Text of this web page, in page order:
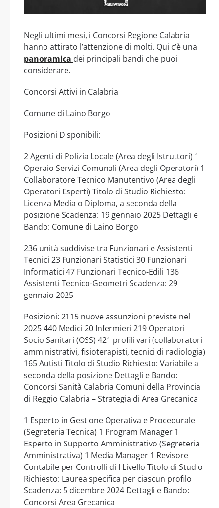
Negli ultimi mesi, i Concorsi Regione Calabria
hanno attirato l’attenzione di molti. Qui c’è una
panoramica dei principali bandi che puoi
considerare.
Concorsi Attivi in Calabria
Comune di Laino Borgo
Posizioni Disponibili:
2 Agenti di Polizia Locale (Area degli Istruttori) 1
Operaio Servizi Comunali (Area degli Operatori) 1
Collaboratore Tecnico Manutentivo (Area degli
Operatori Esperti) Titolo di Studio Richiesto:
Licenza Media o Diploma, a seconda della
posizione Scadenza: 19 gennaio 2025 Dettagli e
Bando: Comune di Laino Borgo
236 unità suddivise tra Funzionari e Assistenti
Tecnici 23 Funzionari Statistici 30 Funzionari
Informatici 47 Funzionari Tecnico-Edili 136
Assistenti Tecnico-Geometri Scadenza: 29
gennaio 2025
Posizioni: 2115 nuove assunzioni previste nel
2025 440 Medici 20 Infermieri 219 Operatori
Socio Sanitari (OSS) 421 profili vari (collaboratori
amministrativi, fisioterapisti, tecnici di radiologia)
165 Autisti Titolo di Studio Richiesto: Variabile a
seconda della posizione Dettagli e Bando:
Concorsi Sanità Calabria Comuni della Provincia
di Reggio Calabria – Strategia di Area Grecanica
1 Esperto in Gestione Operativa e Procedurale
(Segreteria Tecnica) 1 Program Manager 1
Esperto in Supporto Amministrativo (Segreteria
Amministrativa) 1 Media Manager 1 Revisore
Contabile per Controlli di I Livello Titolo di Studio
Richiesto: Laurea specifica per ciascun profilo
Scadenza: 5 dicembre 2024 Dettagli e Bando:
Concorsi Area Grecanica